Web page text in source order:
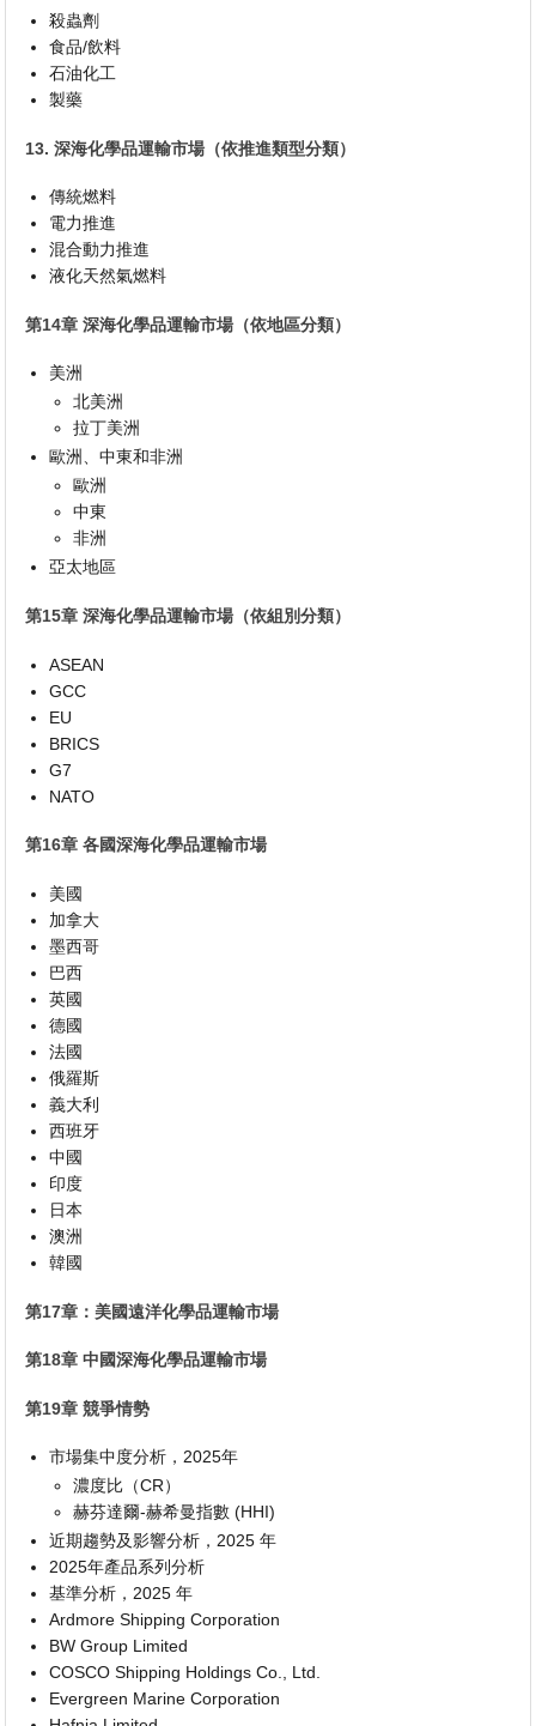
殺蟲劑
食品/飲料
石油化工
製藥
13. 深海化學品運輸市場（依推進類型分類）
傳統燃料
電力推進
混合動力推進
液化天然氣燃料
第14章 深海化學品運輸市場（依地區分類）
美洲
北美洲
拉丁美洲
歐洲、中東和非洲
歐洲
中東
非洲
亞太地區
第15章 深海化學品運輸市場（依組別分類）
ASEAN
GCC
EU
BRICS
G7
NATO
第16章 各國深海化學品運輸市場
美國
加拿大
墨西哥
巴西
英國
德國
法國
俄羅斯
義大利
西班牙
中國
印度
日本
澳洲
韓國
第17章：美國遠洋化學品運輸市場
第18章 中國深海化學品運輸市場
第19章 競爭情勢
市場集中度分析，2025年
濃度比（CR）
赫芬達爾-赫希曼指數 (HHI)
近期趨勢及影響分析，2025 年
2025年產品系列分析
基準分析，2025 年
Ardmore Shipping Corporation
BW Group Limited
COSCO Shipping Holdings Co., Ltd.
Evergreen Marine Corporation